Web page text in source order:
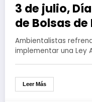
3 de julio,
de Bolsas
Ambientalistas
implementar una Ley
Leer Más